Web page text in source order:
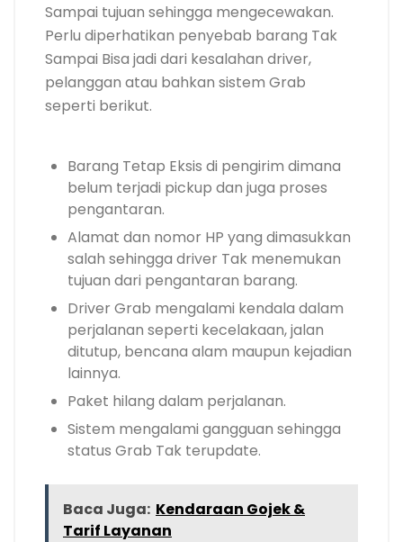
Sampai tujuan sehingga mengecewakan.
Perlu diperhatikan penyebab barang Tak
Sampai Bisa jadi dari kesalahan driver,
pelanggan atau bahkan sistem Grab
seperti berikut.
Barang Tetap Eksis di pengirim dimana
belum terjadi pickup dan juga proses
pengantaran.
Alamat dan nomor HP yang dimasukkan
salah sehingga driver Tak menemukan
tujuan dari pengantaran barang.
Driver Grab mengalami kendala dalam
perjalanan seperti kecelakaan, jalan
ditutup, bencana alam maupun kejadian
lainnya.
Paket hilang dalam perjalanan.
Sistem mengalami gangguan sehingga
status Grab Tak terupdate.
Baca Juga: Kendaraan Gojek &
Tarif Layanan